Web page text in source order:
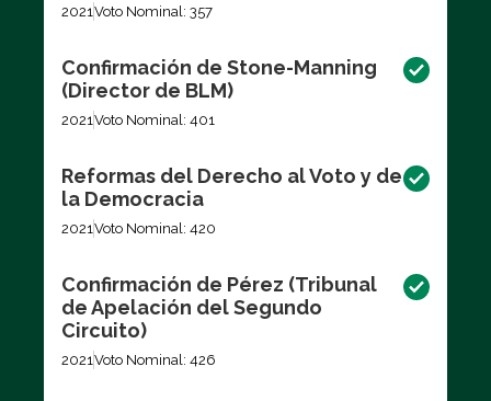
2021Voto Nominal: 357
Confirmación de Stone-Manning
(Director de BLM)
2021Voto Nominal: 401
Reformas del Derecho al Voto y de
la Democracia
2021Voto Nominal: 420
Confirmación de Pérez (Tribunal
de Apelación del Segundo
Circuito)
2021Voto Nominal: 426